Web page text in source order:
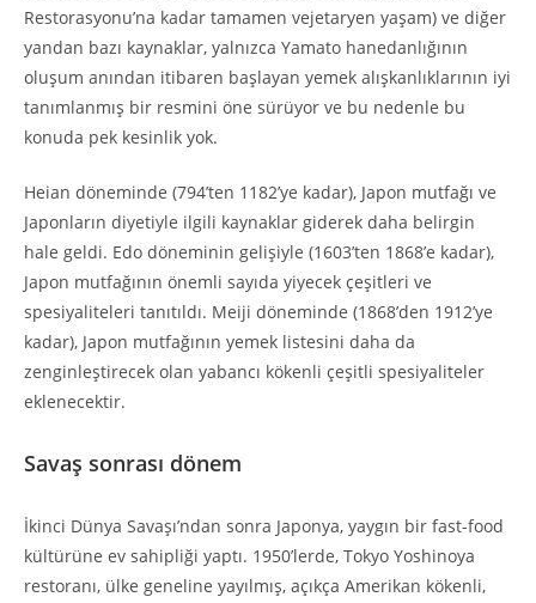
Restorasyonu’na kadar tamamen vejetaryen yaşam) ve diğer
yandan bazı kaynaklar, yalnızca Yamato hanedanlığının
oluşum anından itibaren başlayan yemek alışkanlıklarının iyi
tanımlanmış bir resmini öne sürüyor ve bu nedenle bu
konuda pek kesinlik yok.
Heian döneminde (794’ten 1182’ye kadar), Japon mutfağı ve
Japonların diyetiyle ilgili kaynaklar giderek daha belirgin
hale geldi. Edo döneminin gelişiyle (1603’ten 1868’e kadar),
Japon mutfağının önemli sayıda yiyecek çeşitleri ve
spesiyaliteleri tanıtıldı. Meiji döneminde (1868’den 1912’ye
kadar), Japon mutfağının yemek listesini daha da
zenginleştirecek olan yabancı kökenli çeşitli spesiyaliteler
eklenecektir.
Savaş sonrası dönem
İkinci Dünya Savaşı’ndan sonra Japonya, yaygın bir fast-food
kültürüne ev sahipliği yaptı. 1950’lerde, Tokyo Yoshinoya
restoranı, ülke geneline yayılmış, açıkça Amerikan kökenli,